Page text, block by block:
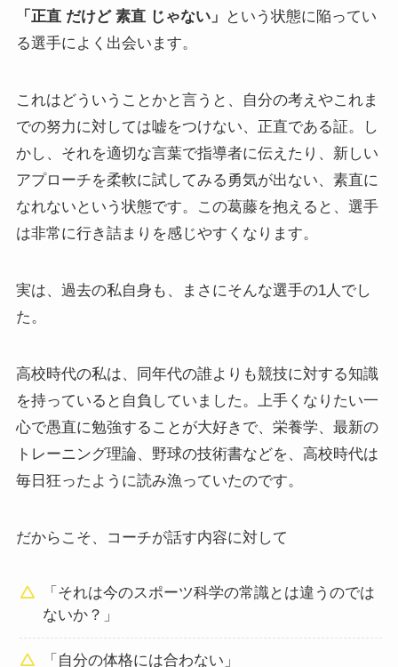
「正直 だけど 素直 じゃない」
という状態に陥ってい
る選手によく出会います。
これはどういうことかと言うと、自分の考えやこれま
での努力に対しては嘘をつけない、正直である証。し
かし、それを適切な言葉で指導者に伝えたり、新しい
アプローチを柔軟に試してみる勇気が出ない、素直に
なれないという状態です。この葛藤を抱えると、選手
は非常に行き詰まりを感じやすくなります。
実は、過去の私自身も、まさにそんな選手の1人でし
た。
高校時代の私は、同年代の誰よりも競技に対する知識
を持っていると自負していました。上手くなりたい一
心で愚直に勉強することが大好きで、栄養学、最新の
トレーニング理論、野球の技術書などを、高校時代は
毎日狂ったように読み漁っていたのです。
だからこそ、コーチが話す内容に対して
「それは今のスポーツ科学の常識とは違うのでは
ないか？」
「自分の体格には合わない」